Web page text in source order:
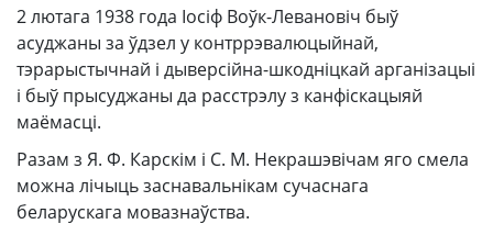
2 лютага 1938 года Іосіф Воўк-Левановіч быў
асуджаны за ўдзел у контррэвалюцыйнай,
тэрарыстычнай і дыверсійна-шкодніцкай арганізацыі
і быў прысуджаны да расстрэлу з канфіскацыяй
маёмасці.
Разам з Я. Ф. Карскім і С. М. Некрашэвічам яго смела
можна лічыць заснавальнікам сучаснага
беларускага мовазнаўства.